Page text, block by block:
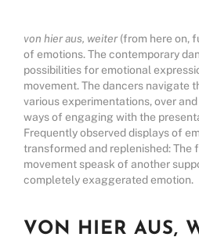
von hier aus, weiter(from here on,
of emotions. The contemporary
possibilities for emotional
movement. The dancers navigate
various experimentations, over
ways of engaging with the
Frequently observed displays of
transformed and replenished: The
movement speask of another
completely exaggerated emotion.
VON HIER AUS,